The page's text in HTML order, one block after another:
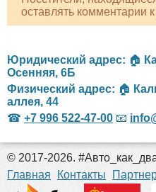
оставлять комментарии
Юридический адрес: 🏠
Осенняя, 6Б
Физический адрес: 🏠
аллея, 44
☎ +7 996 522-47-00 📧
© 2017-2026.
Главная
Контакты